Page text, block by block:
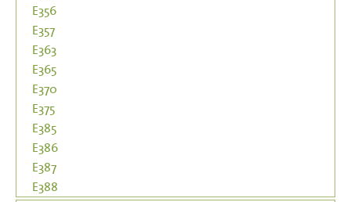
E356
E357
E363
E365
E370
E375
E385
E386
E387
E388